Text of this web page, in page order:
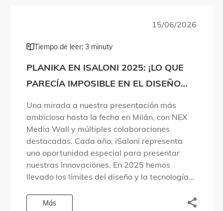
15/06/2026
Tiempo de leer: 3 minuty
PLANIKA EN ISALONI 2025: ¡LO QUE
PARECÍA IMPOSIBLE EN EL DISEÑO
DEL FUEGO SE HA HECHO REALIDAD!
Una mirada a nuestra presentación más
ambiciosa hasta la fecha en Milán, con NEX
Media Wall y múltiples colaboraciones
destacadas. Cada año, iSaloni representa
una oportunidad especial para presentar
nuestras innovaciones. En 2025 hemos
llevado los límites del diseño y la tecnología
preguntas que las personas llevaban años […]
Más